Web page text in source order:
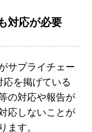
対応が必要
サプライチェー
を掲げている
の対応や報告が
応しないことが
す。